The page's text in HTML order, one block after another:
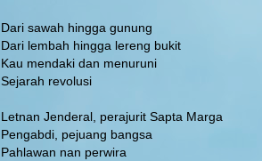
Dari sawah hingga gunung
Dari lembah hingga lereng bukit
Kau mendaki dan menuruni
Sejarah revolusi
Letnan Jenderal, perajurit Sapta Marga
Pengabdi, pejuang bangsa
Pahlawan nan perwira